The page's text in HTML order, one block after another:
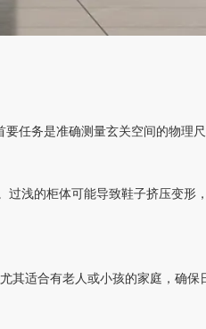
任务是准确测量玄关空间的物理尺
浅的柜体可能导致鞋子挤压变形
适合有老人或小孩的家庭，确保